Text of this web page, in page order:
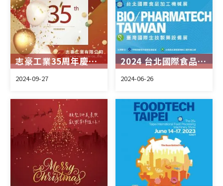
志豪工業35周年慶：回顧與展望
2024-09-27
2024 台北國際食品加工機械展
2024-06-26